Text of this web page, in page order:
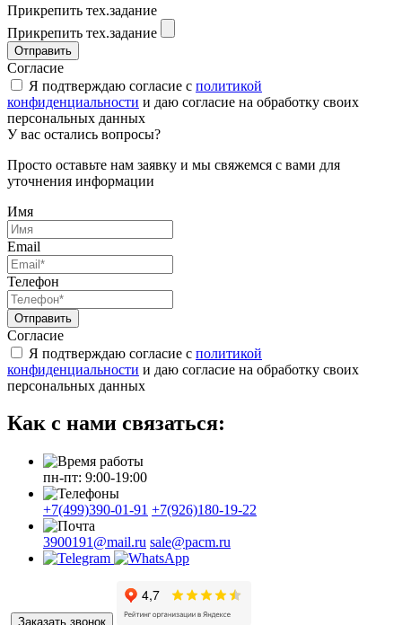
Прикрепить тех.задание
Прикрепить тех.задание
Отправить
Согласие
Я подтверждаю согласие с политикой
конфиденциальности и даю согласие на обработку своих
персональных данных
У вас остались вопросы?
Просто оставьте нам заявку и мы свяжемся с вами для
уточнения информации
Имя
Email
Телефон
Отправить
Согласие
Я подтверждаю согласие с политикой
конфиденциальности и даю согласие на обработку своих
персональных данных
Как с нами связаться:
пн-пт: 9:00-19:00
+7(499)390-01-91 +7(926)180-19-22
3900191@mail.ru sale@pacm.ru
Заказать звонок